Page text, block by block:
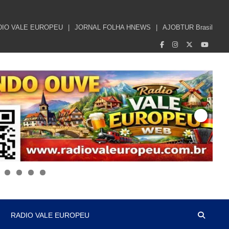
VALE EUROPEU JORNAL FOLHA HNEWS AJOBTUR Brasil
RADIO VALE EUROPEU